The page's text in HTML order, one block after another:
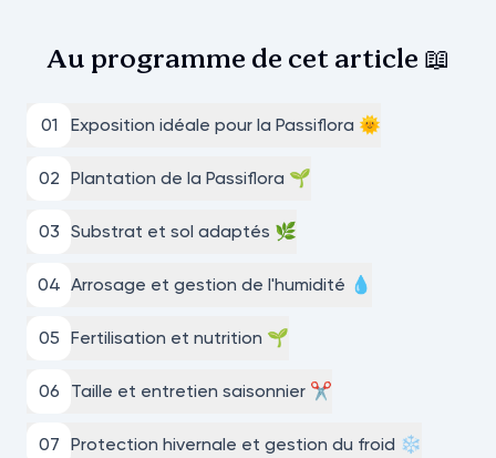
Au programme de cet article 📖
01 Exposition idéale pour la Passiflora 🌞
02 Plantation de la Passiflora 🌱
03 Substrat et sol adaptés 🌿
04 Arrosage et gestion de l'humidité 💧
05 Fertilisation et nutrition 🌱
06 Taille et entretien saisonnier ✂️
07 Protection hivernale et gestion du froid ❄️